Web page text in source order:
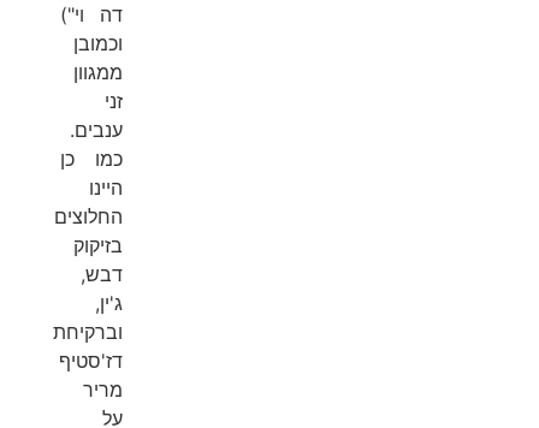
דה וי")
וכמובן
ממגוון
ענבים.
כמו כן
היינו
החלוצים
בזיקוק
דבש,
ג'ין,
וברקיחת
דז'סטיף
מריר
על